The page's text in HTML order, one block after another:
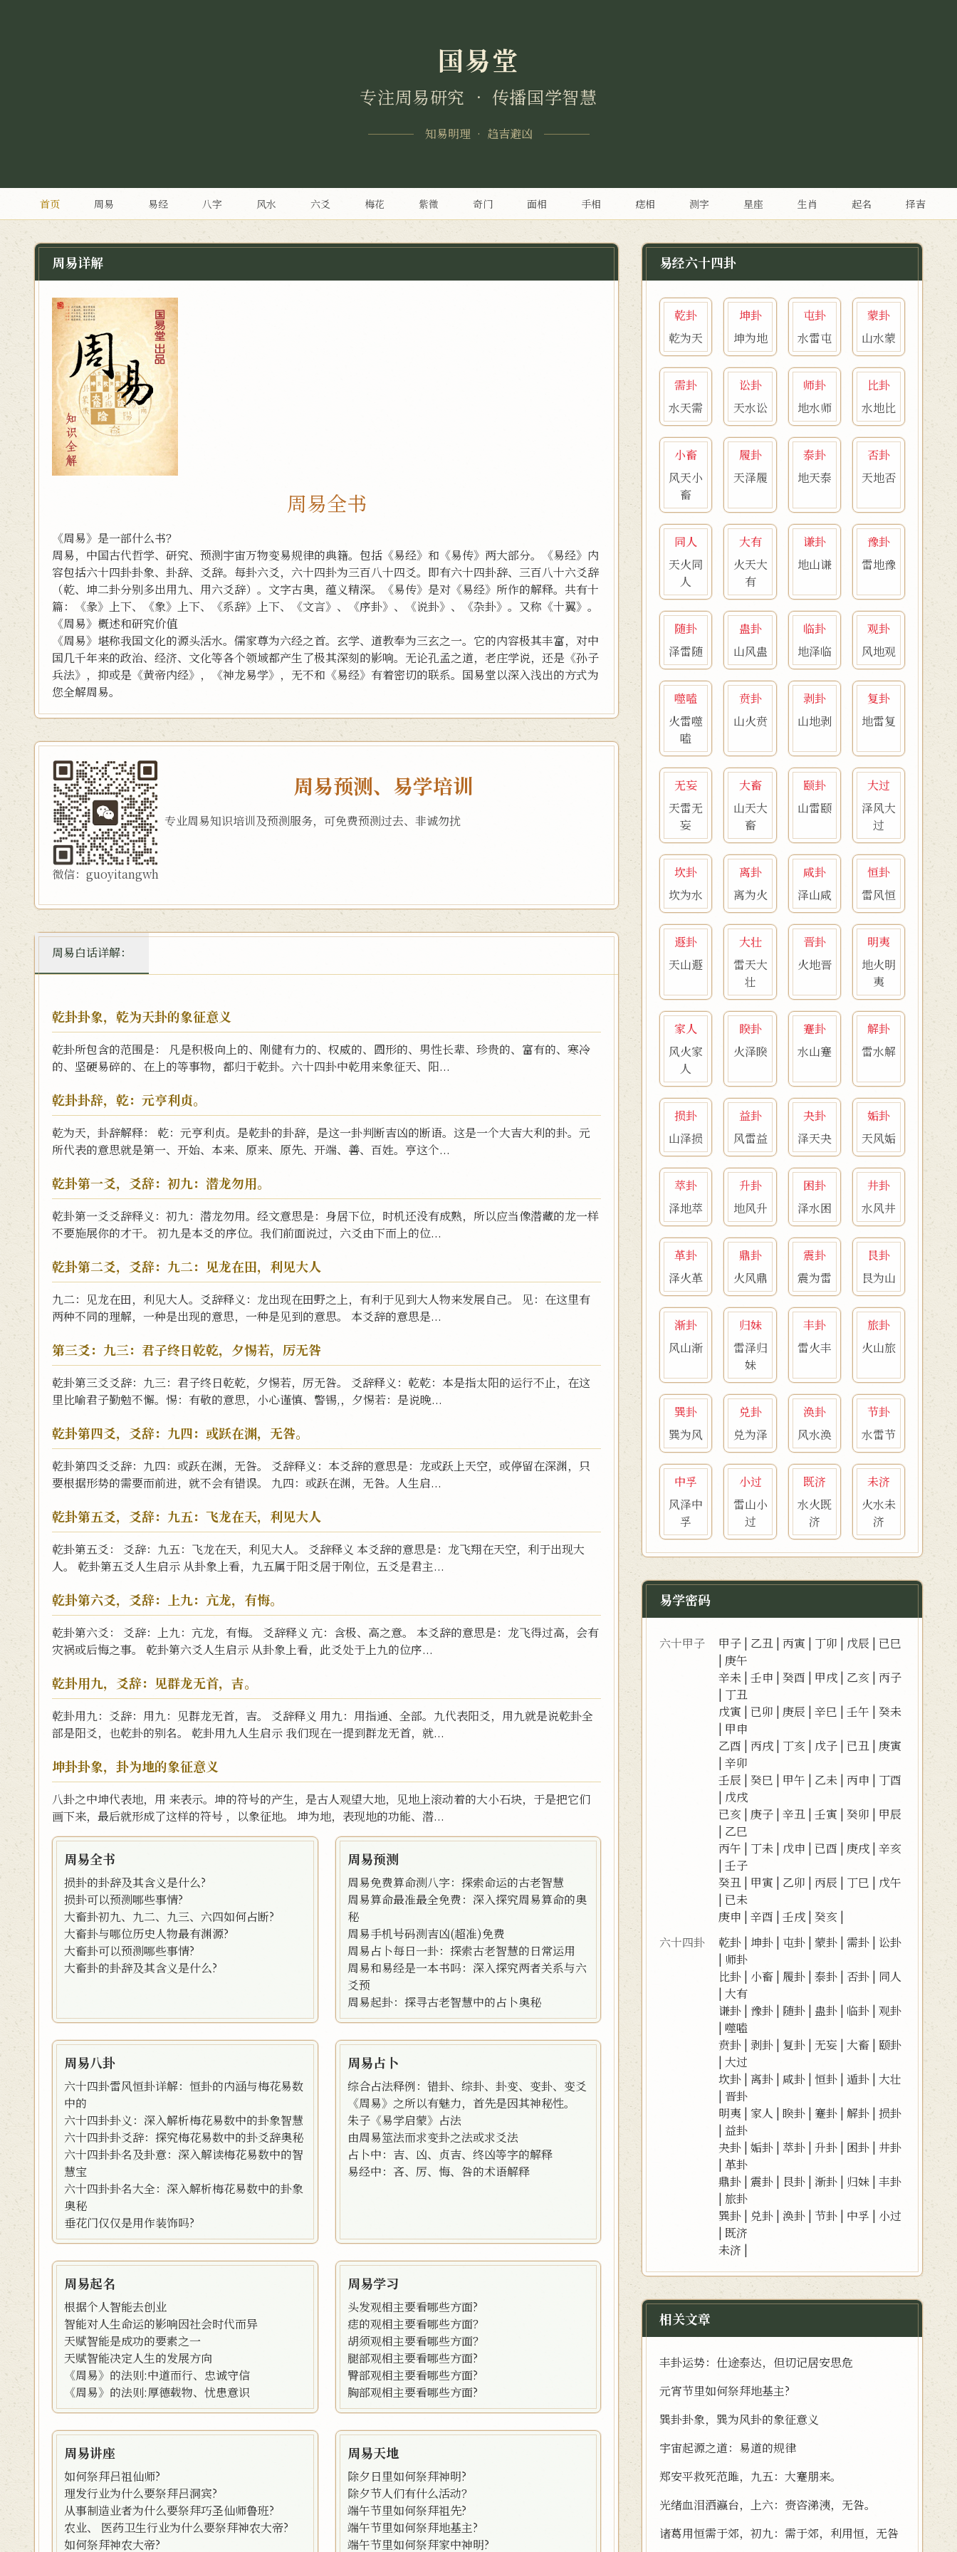
国易堂
专注周易研究 • 传播国学智慧
知易明理 • 趋吉避凶
首页 周易 易经 八字 风水 六爻 梅花 紫微 奇门 面相 手相 痣相 测字 星座 生肖 起名 择吉
周易详解
周易全书
《周易》是一部什么书？
周易，中国古代哲学、研究、预测宇宙万物变易规律的典籍。包括《易经》和《易传》两大部分。《易经》内
容包括六十四卦卦象、卦辞、爻辞。每卦六爻，六十四卦为三百八十四爻。即有六十四卦辞、三百八十六爻辞
（乾、坤二卦分别多出用九、用六爻辞）。文字古奥，蕴义精深。《易传》是对《易经》所作的解释。共有十
篇：《彖》上下、《象》上下、《系辞》上下、《文言》、《序卦》、《说卦》、《杂卦》。又称《十翼》。
《周易》概述和研究价值
《周易》堪称我国文化的源头活水。儒家尊为六经之首。玄学、道教奉为三玄之一。它的内容极其丰富，对中
国几千年来的政治、经济、文化等各个领域都产生了极其深刻的影响。无论孔孟之道，老庄学说，还是《孙子
兵法》，抑或是《黄帝内经》，《神龙易学》，无不和《易经》有着密切的联系。国易堂以深入浅出的方式为
您全解周易。
微信：guoyitangwh
周易预测、易学培训
专业周易知识培训及预测服务，可免费预测过去、非诚勿扰
周易白话详解：
乾卦卦象，乾为天卦的象征意义
乾卦所包含的范围是： 凡是积极向上的、刚健有力的、权威的、圆形的、男性长辈、珍贵的、富有的、寒冷
的、坚硬易碎的、在上的等事物，都归于乾卦。六十四卦中乾用来象征天、阳...
乾卦卦辞，乾：元亨利贞。
乾为天，卦辞解释： 乾：元亨利贞。是乾卦的卦辞，是这一卦判断吉凶的断语。这是一个大吉大利的卦。元
所代表的意思就是第一、开始、本来、原来、原先、开端、善、百姓。亨这个...
乾卦第一爻，爻辞：初九：潜龙勿用。
乾卦第一爻爻辞释义：初九：潜龙勿用。经文意思是：身居下位，时机还没有成熟，所以应当像潜藏的龙一样
不要施展你的才干。 初九是本爻的序位。我们前面说过，六爻由下而上的位...
乾卦第二爻，爻辞：九二：见龙在田，利见大人
九二：见龙在田，利见大人。爻辞释义：龙出现在田野之上，有利于见到大人物来发展自己。 见：在这里有
两种不同的理解，一种是出现的意思，一种是见到的意思。 本爻辞的意思是...
第三爻：九三：君子终日乾乾，夕惕若，厉无咎
乾卦第三爻爻辞：九三：君子终日乾乾，夕惕若，厉无咎。 爻辞释义：乾乾：本是指太阳的运行不止，在这
里比喻君子勤勉不懈。惕：有敬的意思，小心谨慎、警锡,，夕惕若：是说晚...
乾卦第四爻，爻辞：九四：或跃在渊，无咎。
乾卦第四爻爻辞：九四：或跃在渊，无咎。 爻辞释义：本爻辞的意思是：龙或跃上天空，或停留在深渊，只
要根据形势的需要而前进，就不会有错误。 九四：或跃在渊，无咎。人生启...
乾卦第五爻，爻辞：九五：飞龙在天，利见大人
乾卦第五爻： 爻辞：九五：飞龙在天，利见大人。 爻辞释义 本爻辞的意思是：龙飞翔在天空，利于出现大
人。 乾卦第五爻人生启示 从卦象上看，九五属于阳爻居于刚位，五爻是君主...
乾卦第六爻，爻辞：上九：亢龙，有悔。
乾卦第六爻： 爻辞：上九：亢龙，有悔。 爻辞释义 亢：含极、高之意。 本爻辞的意思是：龙飞得过高，会有
灾祸或后悔之事。 乾卦第六爻人生启示 从卦象上看，此爻处于上九的位序...
乾卦用九，爻辞：见群龙无首，吉。
乾卦用九：爻辞：用九：见群龙无首，吉。 爻辞释义 用九：用指通、全部。九代表阳爻，用九就是说乾卦全
部是阳爻，也乾卦的别名。 乾卦用九人生启示 我们现在一提到群龙无首，就...
坤卦卦象，卦为地的象征意义
八卦之中坤代表地，用 来表示。坤的符号的产生，是古人观望大地，见地上滚动着的大小石块，于是把它们
画下来，最后就形成了这样的符号 ，以象征地。 坤为地，表现地的功能、潜...
周易全书
损卦的卦辞及其含义是什么?
损卦可以预测哪些事情?
大畜卦初九、九二、九三、六四如何占断?
大畜卦与哪位历史人物最有渊源?
大畜卦可以预测哪些事情?
大畜卦的卦辞及其含义是什么?
周易预测
周易免费算命测八字：探索命运的古老智慧
周易算命最准最全免费：深入探究周易算命的奥
秘
周易手机号码测吉凶(超准)免费
周易占卜每日一卦：探索古老智慧的日常运用
周易和易经是一本书吗：深入探究两者关系与六
爻预
周易起卦：探寻古老智慧中的占卜奥秘
周易八卦
六十四卦雷风恒卦详解：恒卦的内涵与梅花易数
中的
六十四卦卦义：深入解析梅花易数中的卦象智慧
六十四卦卦爻辞：探究梅花易数中的卦爻辞奥秘
六十四卦卦名及卦意：深入解读梅花易数中的智
慧宝
六十四卦卦名大全：深入解析梅花易数中的卦象
奥秘
垂花门仅仅是用作装饰吗?
周易占卜
综合占法释例：错卦、综卦、卦变、变卦、变爻
《周易》之所以有魅力，首先是因其神秘性。
朱子《易学启蒙》占法
由周易筮法而求变卦之法或求爻法
占卜中：吉、凶、贞吉、终凶等字的解释
易经中：吝、厉、悔、咎的术语解释
周易起名
根据个人智能去创业
智能对人生命运的影响因社会时代而异
天赋智能是成功的要素之一
天赋智能决定人生的发展方向
《周易》的法则:中道而行、忠诚守信
《周易》的法则:厚德载物、忧患意识
周易学习
头发观相主要看哪些方面?
痣的观相主要看哪些方面？
胡须观相主要看哪些方面？
腿部观相主要看哪些方面?
臀部观相主要看哪些方面?
胸部观相主要看哪些方面?
周易讲座
如何祭拜吕祖仙师?
理发行业为什么要祭拜吕洞宾?
从事制造业者为什么要祭拜巧圣仙师鲁班?
农业、 医药卫生行业为什么要祭拜神农大帝?
如何祭拜神农大帝?
周易天地
除夕日里如何祭拜神明?
除夕节人们有什么活动？
端午节里如何祭拜祖先?
端午节里如何祭拜地基主?
端午节里如何祭拜家中神明?
易经六十四卦
乾卦
乾为天
坤卦
坤为地
屯卦
水雷屯
蒙卦
山水蒙
需卦
水天需
讼卦
天水讼
师卦
地水师
比卦
水地比
小畜
风天小
畜
履卦
天泽履
泰卦
地天泰
否卦
天地否
同人
天火同
人
大有
火天大
有
谦卦
地山谦
豫卦
雷地豫
随卦
泽雷随
蛊卦
山风蛊
临卦
地泽临
观卦
风地观
噬嗑
火雷噬
嗑
贲卦
山火贲
剥卦
山地剥
复卦
地雷复
无妄
天雷无
妄
大畜
山天大
畜
颐卦
山雷颐
大过
泽风大
过
坎卦
坎为水
离卦
离为火
咸卦
泽山咸
恒卦
雷风恒
遯卦
天山遯
大壮
雷天大
壮
晋卦
火地晋
明夷
地火明
夷
家人
风火家
人
睽卦
火泽睽
蹇卦
水山蹇
解卦
雷水解
损卦
山泽损
益卦
风雷益
夬卦
泽天夬
姤卦
天风姤
萃卦
泽地萃
升卦
地风升
困卦
泽水困
井卦
水风井
革卦
泽火革
鼎卦
火风鼎
震卦
震为雷
艮卦
艮为山
渐卦
风山渐
归妹
雷泽归
妹
丰卦
雷火丰
旅卦
火山旅
巽卦
巽为风
兑卦
兑为泽
涣卦
风水涣
节卦
水雷节
中孚
风泽中
孚
小过
雷山小
过
既济
水火既
济
未济
火水未
济
易学密码
六十甲子 甲子 | 乙丑 |丙寅 | 丁卯 | 戊辰 | 已巳
| 庚午
辛未 |壬申 |癸酉 | 甲戌 | 乙亥 |丙子
| 丁丑
戊寅 | 已卯 | 庚辰 |辛巳 |壬午 |癸未
| 甲申
乙酉 |丙戌 | 丁亥 | 戊子 | 已丑 | 庚寅
|辛卯
壬辰 |癸巳 | 甲午 | 乙未 |丙申 | 丁酉
| 戊戌
已亥 | 庚子 |辛丑 |壬寅 |癸卯 | 甲辰
| 乙巳
丙午 | 丁未 | 戊申 | 已酉 | 庚戌 |辛亥
|壬子
癸丑 | 甲寅 | 乙卯 |丙辰 | 丁巳 | 戊午
| 已未
庚申 |辛酉 |壬戌 |癸亥 |
六十四卦
乾卦 | 坤卦 | 屯卦 |蒙卦 |需卦 | 讼卦
| 师卦
比卦 | 小畜 | 履卦 |泰卦 | 否卦 | 同人
|大有
谦卦 |豫卦 | 随卦 | 蛊卦 | 临卦 |观卦
| 噬嗑
贲卦 | 剥卦 | 复卦 | 无妄 |大畜 | 颐卦
|大过
坎卦 |离卦 | 咸卦 |恒卦 |遁卦 |大壮
| 晋卦
明夷 |家人 |睽卦 | 蹇卦 |解卦 |损卦
| 益卦
夬卦 |姤卦 | 萃卦 |升卦 | 困卦 |井卦
|革卦
鼎卦 |震卦 | 艮卦 |渐卦 | 归妹 |丰卦
| 旅卦
巽卦 | 兑卦 |涣卦 |节卦 | 中孚 | 小过
| 既济
未济 |
相关文章
丰卦运势：仕途泰达，但切记居安思危
元宵节里如何祭拜地基主?
巽卦卦象，巽为风卦的象征意义
宇宙起源之道：易道的规律
郑安平救死范雎，九五：大蹇朋来。
光绪血泪洒瀛台，上六：赍咨涕洟，无咎。
诸葛用恒需于郊，初九：需于郊，利用恒，无咎